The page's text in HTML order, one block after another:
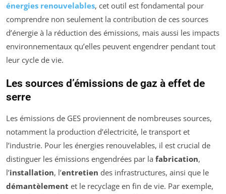
énergies renouvelables, cet outil est fondamental pour
comprendre non seulement la contribution de ces sources
d’énergie à la réduction des émissions, mais aussi les impacts
environnementaux qu’elles peuvent engendrer pendant tout
leur cycle de vie.
Les sources d’émissions de gaz à effet de
serre
Les émissions de GES proviennent de nombreuses sources,
notamment la production d’électricité, le transport et
l’industrie. Pour les énergies renouvelables, il est crucial de
distinguer les émissions engendrées par la fabrication,
l’installation, l’entretien des infrastructures, ainsi que le
démantèlement et le recyclage en fin de vie. Par exemple,